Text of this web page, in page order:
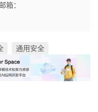
箱：
通用安全